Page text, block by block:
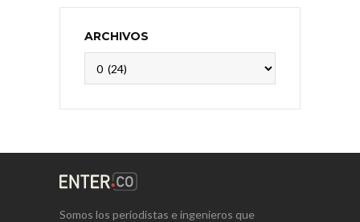
ARCHIVOS
Somos los periodistas e ingenieros que